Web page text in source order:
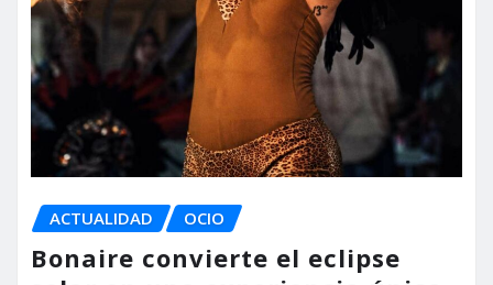
ACTUALIDAD OCIO
Bonaire convierte el eclipse